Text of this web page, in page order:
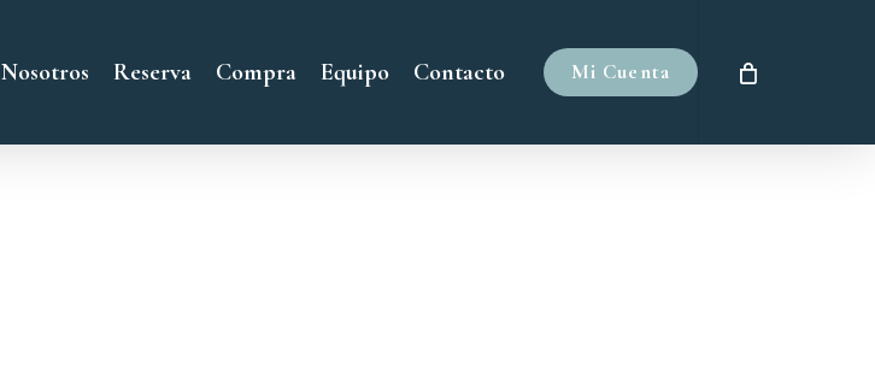
Nosotros Reserva Compra Equipo Contacto